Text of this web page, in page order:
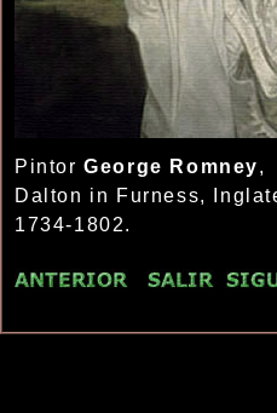
PintorGeorge Romney,
Dalton in Furness,
1734-1802.